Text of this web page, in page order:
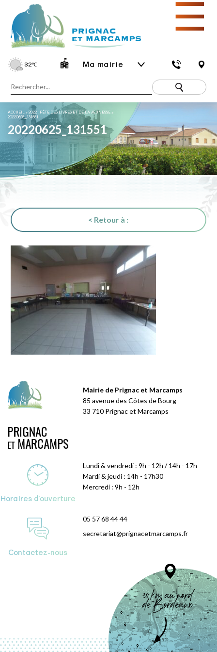
32℃ Ma mairie
☰
ACCUEIL »2022 : FÊTE DES LIVRES ET DE LA JEUNESSE »
20220625_131551
20220625_131551
< Retour à :
Mairie de Prignac et Marcamps
85 avenue des Côtes de Bourg
33 710 Prignac et Marcamps
Horaires d'ouverture
Lundi & vendredi : 9h - 12h / 14h - 17h
Mardi & jeudi : 14h - 17h30
Mercredi : 9h - 12h
Contactez-nous
05 57 68 44 44
secretariat@prignacetmarcamps.fr